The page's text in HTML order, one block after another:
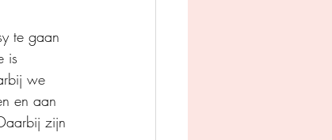
te gaan
is
we
en aan
zijn